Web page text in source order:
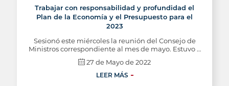
Trabajar con responsabilidad y profundidad el
Plan de la Economía y el Presupuesto para el
2023
Sesionó este miércoles la reunión del Consejo de
Ministros correspondiente al mes de mayo. Estuvo …
27 de Mayo de 2022
LEER MÁS